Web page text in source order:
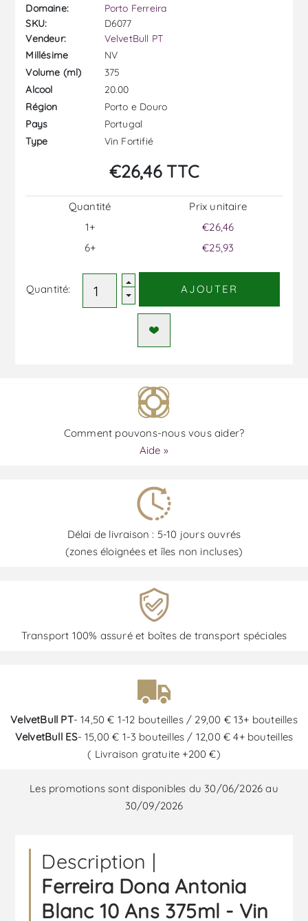
Domaine:
Porto Ferreira
SKU:
D6077
Vendeur:
VelvetBull PT
Millésime
NV
Volume (ml)
375
Alcool
20.00
Région
Porto e Douro
Pays
Portugal
Type
Vin Fortifié
€26,46 TTC
Quantité
1+
6+
Prix ​​unitaire
€26,46
€25,93
Quantité: AJOUTER
Comment pouvons-nous vous aider?
Aide »
Délai de livraison : 5-10 jours ouvrés
(zones éloignées et îles non incluses)
Transport 100% assuré et boîtes de transport spéciales
VelvetBull PT- 14,50 € 1-12 bouteilles / 29,00 € 13+ bouteilles
VelvetBull ES- 15,00 € 1-3 bouteilles / 12,00 € 4+ bouteilles
( Livraison gratuite +200 €)
Les promotions sont disponibles du 30/06/2026 au
30/09/2026
Description |
Ferreira Dona Antonia
Blanc 10 Ans 375ml - Vin